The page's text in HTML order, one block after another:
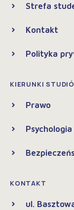
Strefa
Kontakt
Polityka
KIERUNKI
Prawo
Psychologia
KONTAKT
ul.